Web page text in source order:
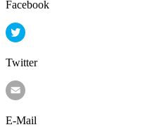
Facebook
Twitter
E-Mail